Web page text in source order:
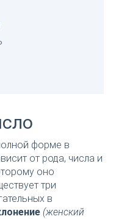
форме в
от рода, числа и
оно
три
в
(женский